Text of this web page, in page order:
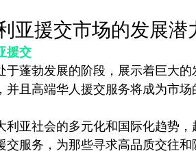
亚援交市场的发展潜
援交
于蓬勃发展的阶段，展示着巨大
并且高端华人援交服务将成为市
利亚社会的多元化和国际化趋势
交服务，为那些寻求高品质交往